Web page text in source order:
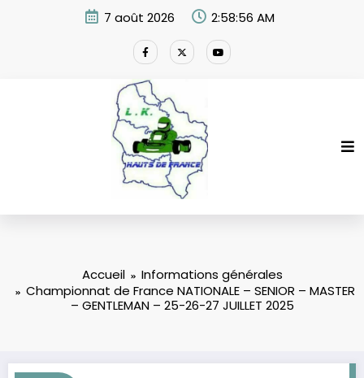
7 août 2026 2:58:56 AM
Accueil
Informations générales
Championnat de France NATIONALE – SENIOR – MASTER
– GENTLEMAN – 25-26-27 JUILLET 2025